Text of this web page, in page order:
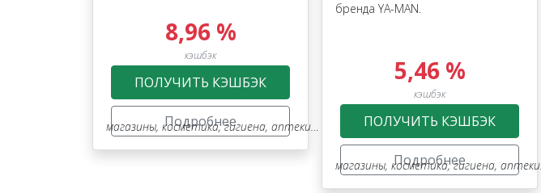
магазины, косметика, гигиена, аптеки, оптика
8,96 %
кэшбэк
ПОЛУЧИТЬ КЭШБЭК
Подробнее
бренда YA-MAN.
магазины, косметика, гигиена, аптеки, оптика
5,46 %
кэшбэк
ПОЛУЧИТЬ КЭШБЭК
Подробнее